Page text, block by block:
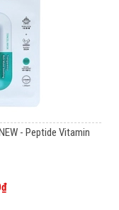
- Peptide Vitamin